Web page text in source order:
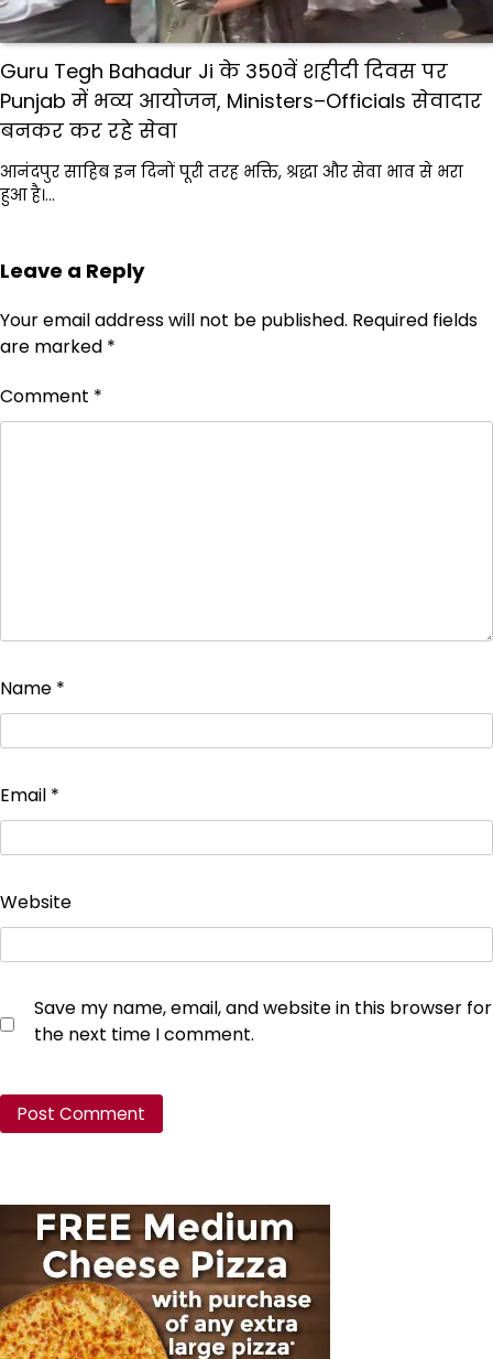
Guru Tegh Bahadur Ji के 350वें शहीदी दिवस पर
Punjab में भव्य आयोजन, Ministers–Officials सेवादार
बनकर कर रहे सेवा
आनंदपुर साहिब इन दिनों पूरी तरह भक्ति, श्रद्धा और सेवा भाव से भरा
हुआ है।…
Leave a Reply
Your email address will not be published. Required fields
are marked *
Comment *
Name *
Email *
Website
Save my name, email, and website in this browser for
the next time I comment.